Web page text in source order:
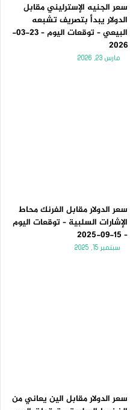
سعر الجنيه الإسترليني مقابل
الدولار يبدأ بتصريف تشبعه
البيعي – توقعات اليوم – 23-03-
2026
مارس 23, 2026
سعر الدولار مقابل الفرنك محاط
الإشارات السلبية – توقعات اليوم
– 15-09-2025
سبتمبر 15, 2025
سعر الدولار مقابل الين يعاني من